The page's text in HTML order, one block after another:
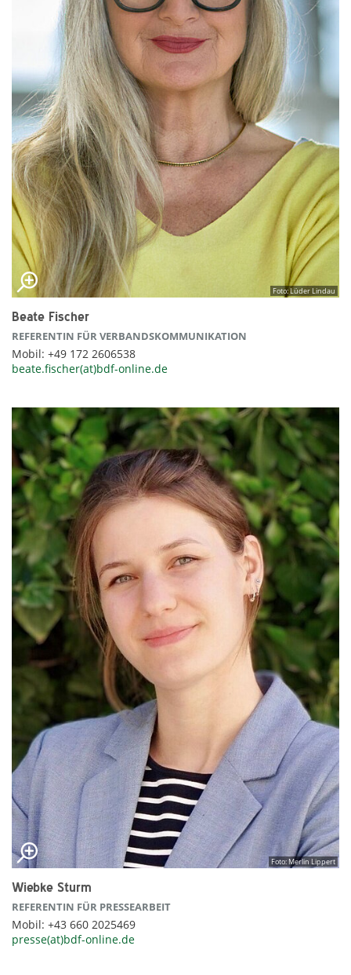
Foto: Lüder Lindau
Beate Fischer
REFERENTIN FÜR VERBANDSKOMMUNIKATION
Mobil: +49 172 2606538
beate.fischer(at)bdf-online.de
Foto: Merlin Lippert
Wiebke Sturm
REFERENTIN FÜR PRESSEARBEIT
Mobil: +43 660 2025469
presse(at)bdf-online.de